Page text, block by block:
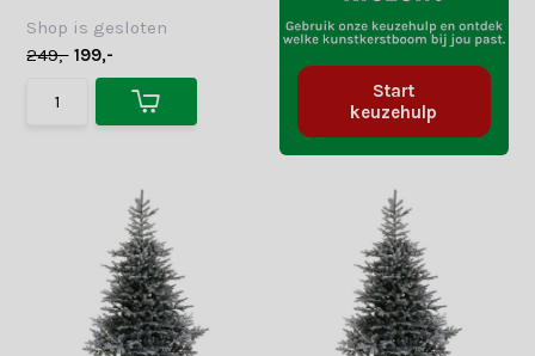
Shop is gesloten
249,- 199,-
Start
keuzehulp